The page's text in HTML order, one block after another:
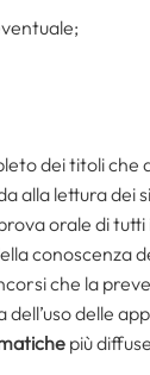
dei titoli che
alla lettura dei
orale di
conoscenza
che la
dell’uso delle
più